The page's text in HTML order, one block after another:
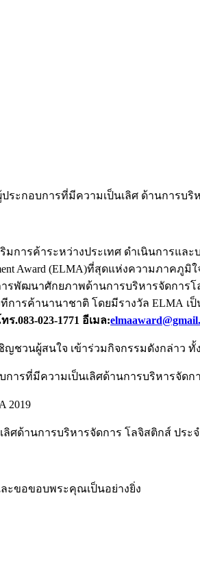
กอบการที่มีความเป็นเลิศ ด้านการบริห
ารค้าระหว่างประเทศ ดำเนินการแล
Award (ELMA)ที่สุดแห่งความภาค
พัฒนาศักยภาพด้านการบริหารจัดกา
ารค้านานาชาติ โดยมีรางวัล ELMA เ
.083-023-1771 อีเมล:
วนผู้สนใจ เข้าร่วมกิจกรรมดังกล่าว ทั้
รที่มีความเป็นเลิศด้านการบริหารจัดกา
2019
ด้านการบริหารจัดการ โลจิสติกส์ ประจ
ะขอขอบพระคุณเป็นอย่างยิ่ง